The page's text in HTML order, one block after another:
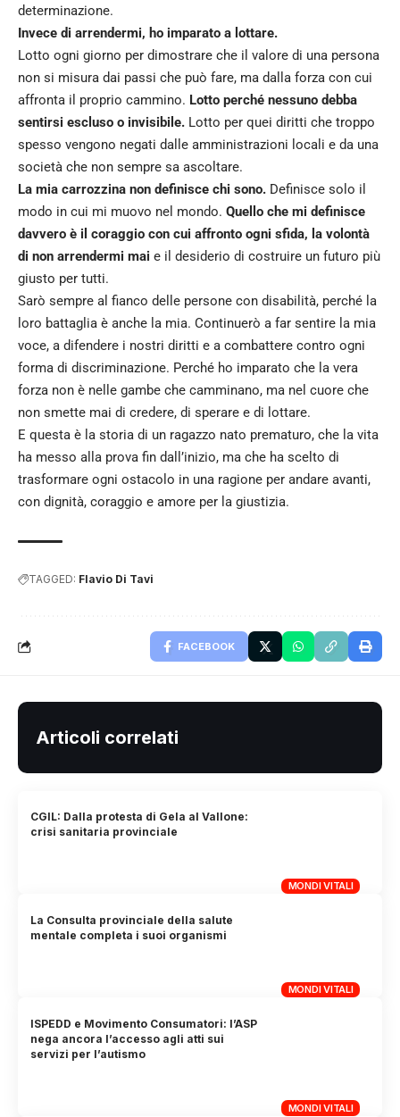
determinazione.
Invece di arrendermi, ho imparato a lottare.
Lotto ogni giorno per dimostrare che il valore di una persona
non si misura dai passi che può fare, ma dalla forza con cui
affronta il proprio cammino. Lotto perché nessuno debba
sentirsi escluso o invisibile. Lotto per quei diritti che troppo
spesso vengono negati dalle amministrazioni locali e da una
società che non sempre sa ascoltare.
La mia carrozzina non definisce chi sono. Definisce solo il
modo in cui mi muovo nel mondo. Quello che mi definisce
davvero è il coraggio con cui affronto ogni sfida, la volontà
di non arrendermi mai e il desiderio di costruire un futuro più
giusto per tutti.
Sarò sempre al fianco delle persone con disabilità, perché la
loro battaglia è anche la mia. Continuerò a far sentire la mia
voce, a difendere i nostri diritti e a combattere contro ogni
forma di discriminazione. Perché ho imparato che la vera
forza non è nelle gambe che camminano, ma nel cuore che
non smette mai di credere, di sperare e di lottare.
E questa è la storia di un ragazzo nato prematuro, che la vita
ha messo alla prova fin dall’inizio, ma che ha scelto di
trasformare ogni ostacolo in una ragione per andare avanti,
con dignità, coraggio e amore per la giustizia.
TAGGED: Flavio Di Tavi
FACEBOOK
Articoli correlati
MONDI VITALI
CGIL: Dalla protesta di Gela al Vallone:
crisi sanitaria provinciale
MONDI VITALI
La Consulta provinciale della salute
mentale completa i suoi organismi
MONDI VITALI
ISPEDD e Movimento Consumatori: l’ASP
nega ancora l’accesso agli atti sui
servizi per l’autismo